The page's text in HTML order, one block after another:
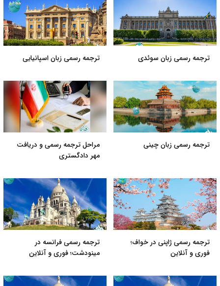
ترجمه رسمی زبان سوئدی ترجمه رسمی زبان اسپانیایی
ترجمه رسمی زبان چینی
مراحل ترجمه رسمی و دریافت
مهر دادگستری
ترجمه رسمی ژاپنی در خواف؛
فوری و آنلاین
ترجمه رسمی فرانسه در
مینودشت؛ فوری و آنلاین